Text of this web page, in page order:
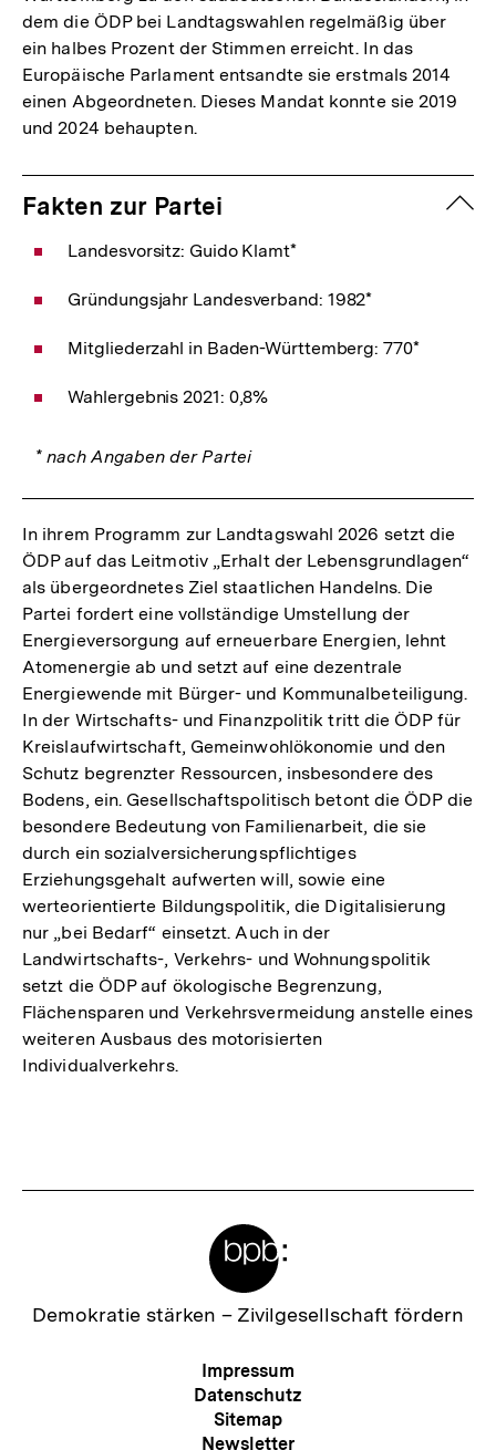
dem die ÖDP bei Landtagswahlen regelmäßig über
ein halbes Prozent der Stimmen erreicht. In das
Europäische Parlament entsandte sie erstmals 2014
einen Abgeordneten. Dieses Mandat konnte sie 2019
und 2024 behaupten.
Fakten zur Partei
Landesvorsitz: Guido Klamt*
Gründungsjahr Landesverband: 1982*
Mitgliederzahl in Baden-Württemberg: 770*
Wahlergebnis 2021: 0,8%
* nach Angaben der Partei
In ihrem Programm zur Landtagswahl 2026 setzt die
ÖDP auf das Leitmotiv „Erhalt der Lebensgrundlagen“
als übergeordnetes Ziel staatlichen Handelns. Die
Partei fordert eine vollständige Umstellung der
Energieversorgung auf erneuerbare Energien, lehnt
Atomenergie ab und setzt auf eine dezentrale
Energiewende mit Bürger- und Kommunalbeteiligung.
In der Wirtschafts- und Finanzpolitik tritt die ÖDP für
Kreislaufwirtschaft, Gemeinwohlökonomie und den
Schutz begrenzter Ressourcen, insbesondere des
Bodens, ein. Gesellschaftspolitisch betont die ÖDP die
besondere Bedeutung von Familienarbeit, die sie
durch ein sozialversicherungspflichtiges
Erziehungsgehalt aufwerten will, sowie eine
werteorientierte Bildungspolitik, die Digitalisierung
nur „bei Bedarf“ einsetzt. Auch in der
Landwirtschafts-, Verkehrs- und Wohnungspolitik
setzt die ÖDP auf ökologische Begrenzung,
Flächensparen und Verkehrsvermeidung anstelle eines
weiteren Ausbaus des motorisierten
Individualverkehrs.
Zur
Demokratie stärken – Zivilgesellschaft fördern
Meta-
Navigation
Impressum
Datenschutz
Sitemap
Newsletter